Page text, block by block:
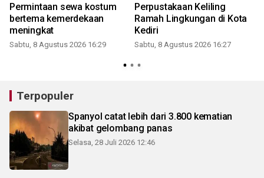
Permintaan sewa kostum
bertema kemerdekaan
meningkat
Sabtu, 8 Agustus 2026 16:29
Perpustakaan Keliling
Ramah Lingkungan di Kota
Kediri
Sabtu, 8 Agustus 2026 16:27
Terpopuler
Spanyol catat lebih dari 3.800 kematian
akibat gelombang panas
Selasa, 28 Juli 2026 12:46